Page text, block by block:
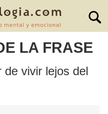
LA FRASE
de vivir lejos del